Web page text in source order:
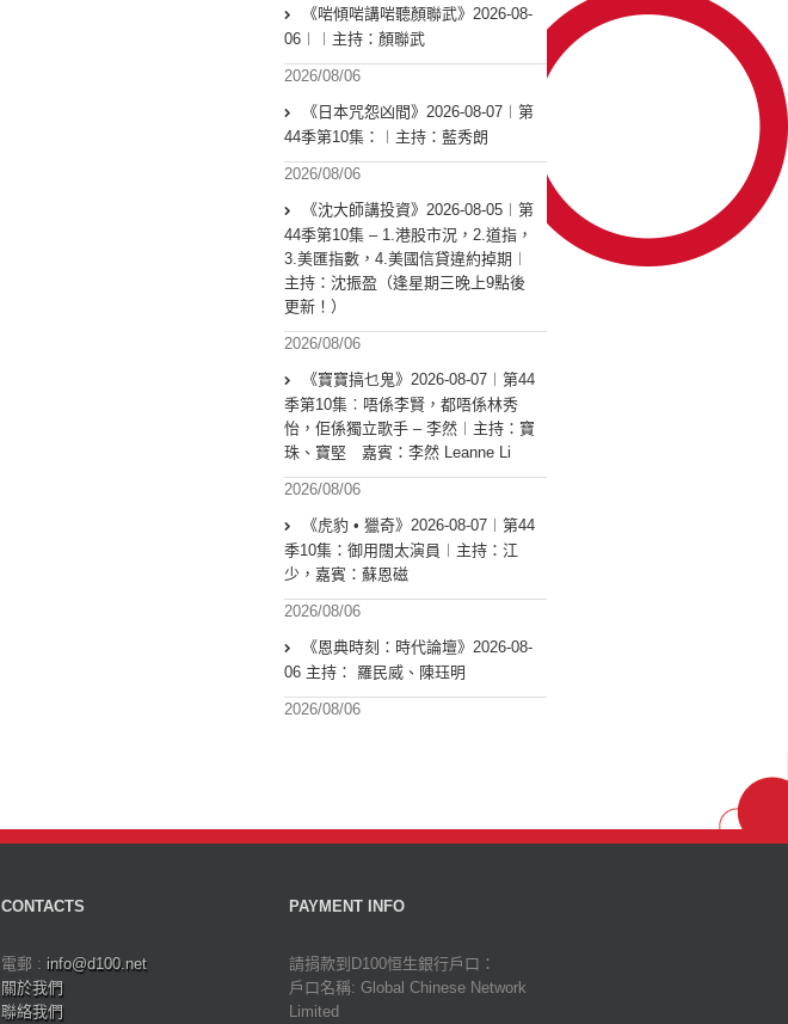
《啱傾啱講啱聽顏聯武》2026-08-
06︱︱主持：顏聯武
2026/08/06
《日本咒怨凶間》2026-08-07︱第
44季第10集：︱主持：藍秀朗
2026/08/06
《沈大師講投資》2026-08-05︱第
44季第10集 – 1.港股市況，2.道指，
3.美匯指數，4.美國信貸違約掉期︱
主持：沈振盈（逢星期三晚上9點後
更新！）
2026/08/06
《寶寶搞乜鬼》2026-08-07︱第44
季第10集︰唔係李賢，都唔係林秀
怡，佢係獨立歌手 – 李然︱主持：寶
珠、寶堅 嘉賓：李然 Leanne Li
2026/08/06
《虎豹 • 獵奇》2026-08-07︱第44
季10集：御用闊太演員︱主持：江
少，嘉賓：蘇恩磁
2026/08/06
《恩典時刻：時代論壇》2026-08-
06 主持： 羅民威、陳珏明
2026/08/06
CONTACTS
電郵 : info@d100.net
關於我們
聯絡我們
PAYMENT INFO
請捐款到D100恒生銀行戶口：
戶口名稱: Global Chinese Network
Limited